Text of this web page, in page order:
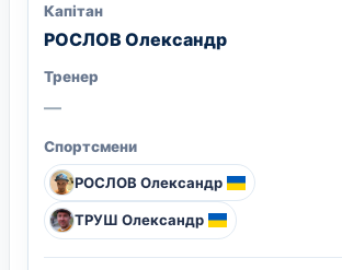
Капітан
РОСЛОВ Олександр
Тренер
—
Спортсмени
РОСЛОВ Олександр
ТРУШ Олександр